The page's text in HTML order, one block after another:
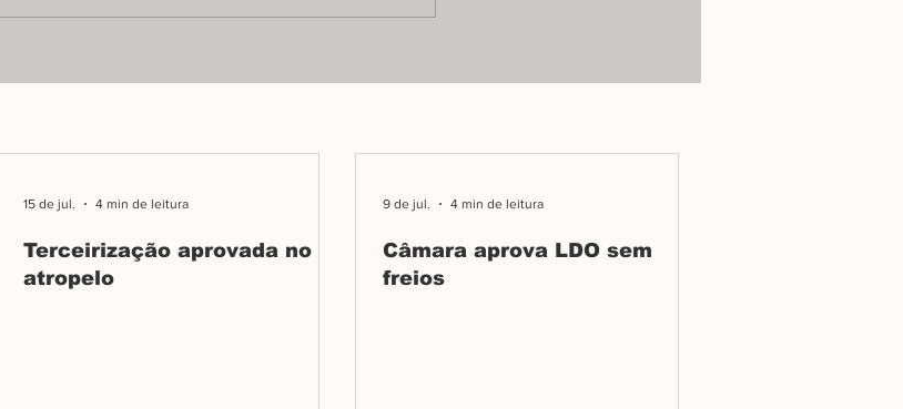
Brasil.
realmente está ameaçando a
Terceirização aprovada no
atropelo
15 de jul. 4 min de leitura
Câmara aprova LDO sem
freios
9 de jul. 4 min de leitura